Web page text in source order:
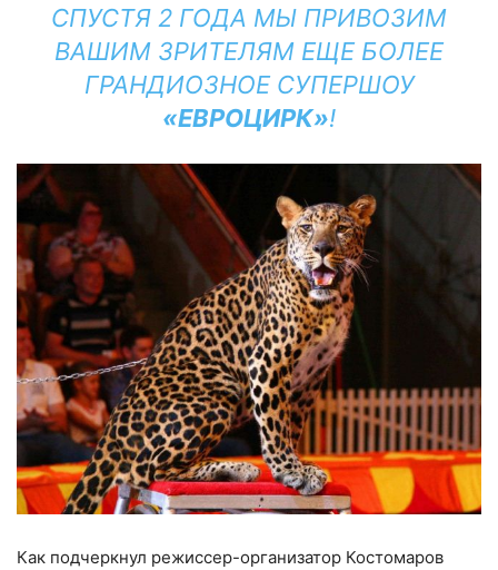
СПУСТЯ 2 ГОДА МЫ ПРИВОЗИМ
ВАШИМ ЗРИТЕЛЯМ ЕЩЕ БОЛЕЕ
ГРАНДИОЗНОЕ СУПЕРШОУ
«ЕВРОЦИРК»!
Как подчеркнул режиссер-организатор Костомаров